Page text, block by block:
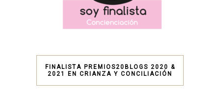
FINALISTA PREMIOS20BLOGS 2020 &
2021 EN CRIANZA Y CONCILIACIÓN